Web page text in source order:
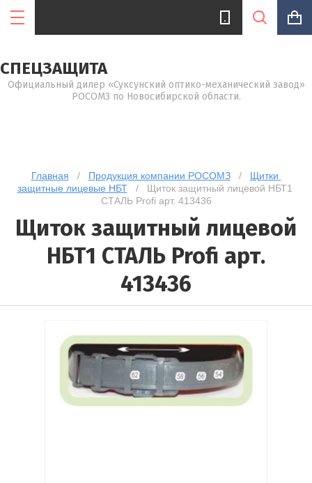
СПЕЦЗАЩИТА
Официальный дилер «Суксунский оптико-механический завод»
РОСОМЗ по Новосибирской области.
Главная
   /
Продукция компании РОСОМЗ
   /
Щитки
защитные лицевые НБТ
   /   Щиток защитный лицевой НБТ1
СТАЛЬ Profi арт. 413436
Щиток защитный лицевой
НБТ1 СТАЛЬ Profi арт.
413436
Название:
Артикул:
Выберите категорию:
Выберите...